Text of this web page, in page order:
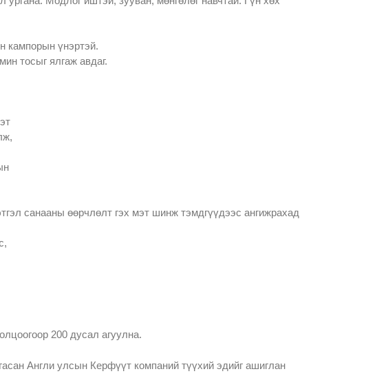
кампорын үнэртэй.
тосыг ялгаж авдаг.
санааны өөрчлөлт гэх мэт шинж тэмдгүүдээс ангижрахад
200 дусал агуулна.
Англи улсын Керфүүт компаний түүхий эдийг ашиглан